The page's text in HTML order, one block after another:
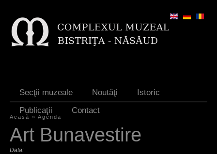
Secţii muzeale Noutăţi
Istoric
Publicaţii
Contact
E
ş
Acasă » Agenda
Art Bunavestire
Data: